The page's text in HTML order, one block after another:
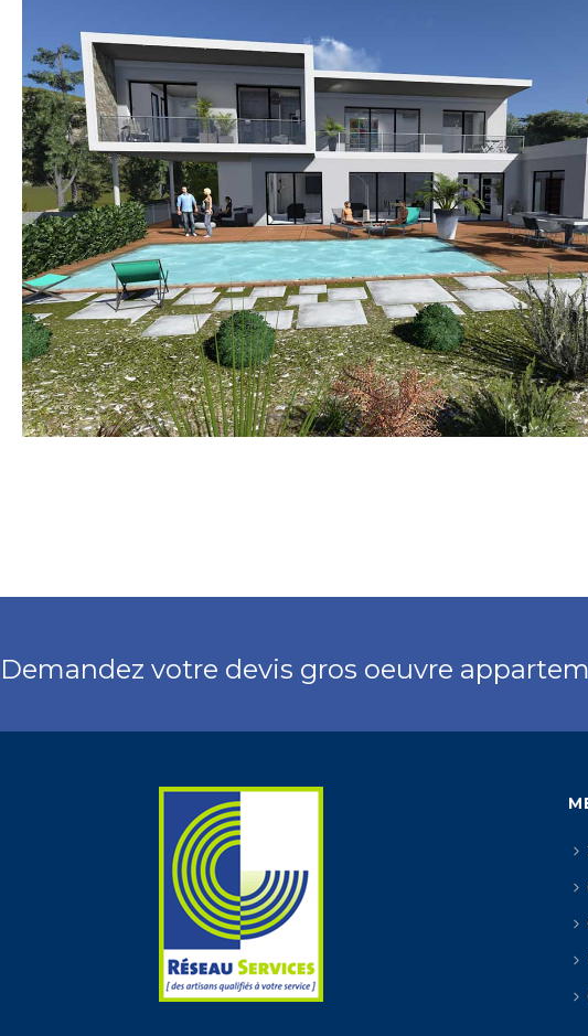
Demandez votre devis gros oeuvre